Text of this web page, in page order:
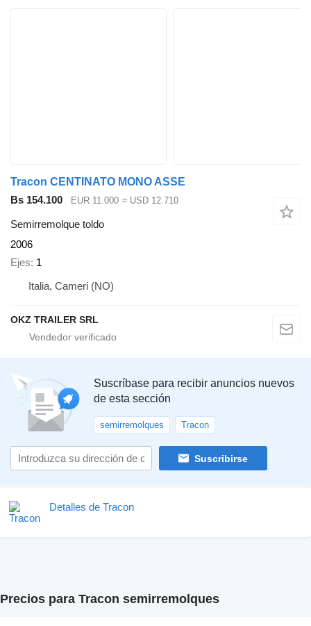
Tracon CENTINATO MONO ASSE
Bs 154.100
EUR 11.000 ≈ USD 12.710
Semirremolque toldo
2006
Ejes 1
Italia, Cameri (NO)
OKZ TRAILER SRL
Suscríbase para recibir anuncios nuevos
de esta sección
semirremolques Tracon
Suscribirse
Detalles de Tracon
Precios para Tracon semirremolques